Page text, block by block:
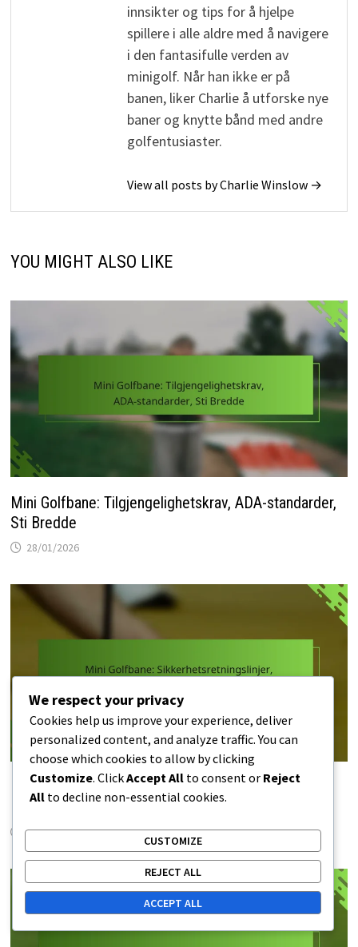
innsikter og tips for å hjelpe
spillere i alle aldre med å navigere
i den fantasifulle verden av
minigolf. Når han ikke er på
banen, liker Charlie å utforske nye
baner og knytte bånd med andre
golfentusiaster.
View all posts by Charlie Winslow →
YOU MIGHT ALSO LIKE
Mini Golfbane: Tilgjengelighetskrav, ADA-standarder,
Sti Bredde
28/01/2026
Mini Golfbane: Sikkerhetsretningslinjer,
Landskapsregler, Belysningsstandarder
12/01/2026
We respect your privacy
Cookies help us improve your experience, deliver
personalized content, and analyze traffic. You can
choose which cookies to allow by clicking
Customize. ClickAccept All to consent or Reject
All to decline non-essential cookies.
CUSTOMIZE
REJECT ALL
ACCEPT ALL